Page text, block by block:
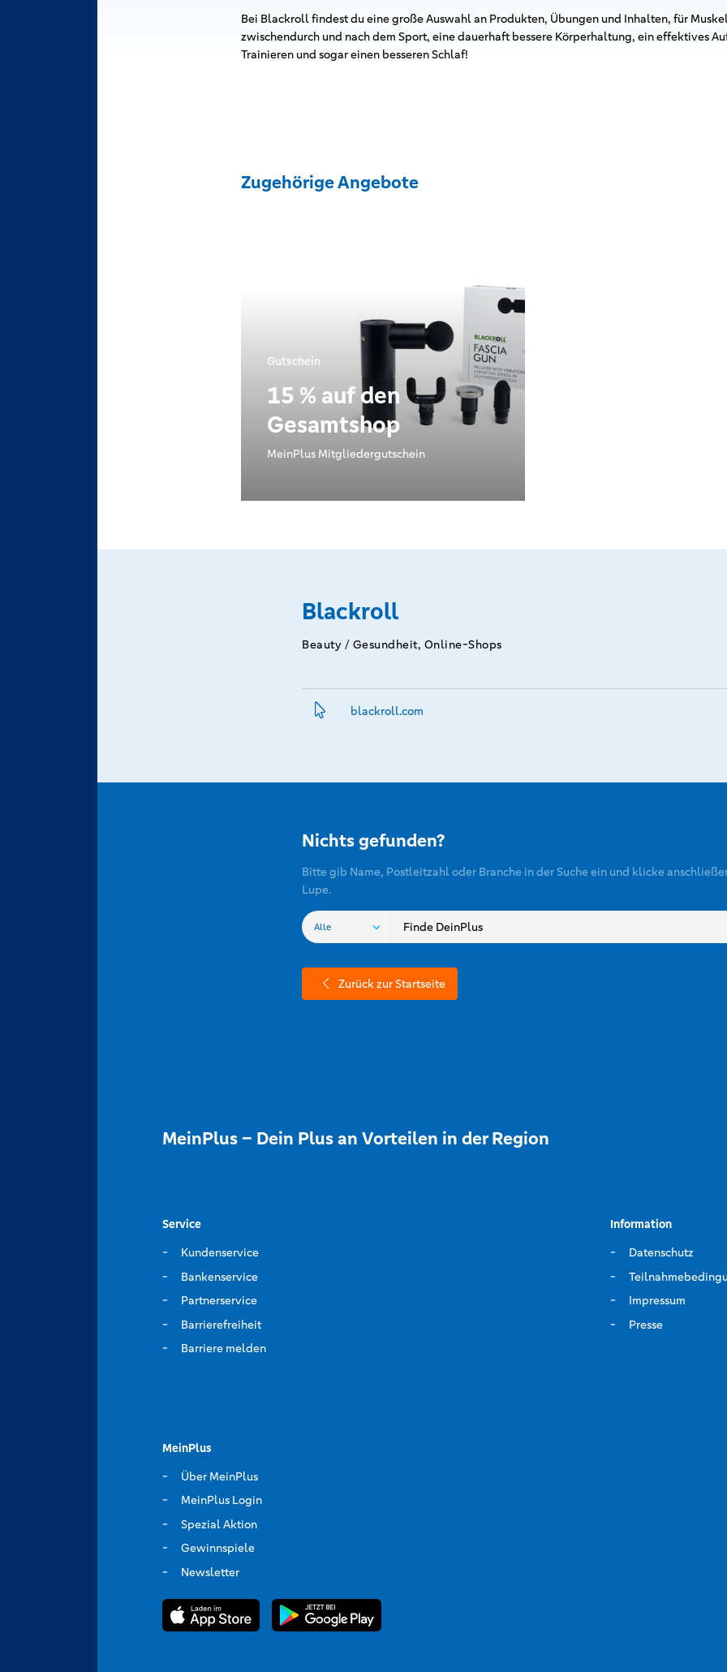
Bei Blackroll findest du eine große Auswahl an Produkten, Übungen und Inhalten, für
zwischendurch und nach dem Sport, eine dauerhaft bessere Körperhaltung, ein effektives
Trainieren und sogar einen besseren Schlaf!
Zugehörige Angebote
Gutschein
15 % auf den
Gesamtshop
MeinPlus Mitgliedergutschein
Blackroll
Beauty / Gesundheit, Online-Shops
blackroll.­com
Nichts gefunden?
Bitte gib Name, Postleitzahl oder Branche in der Suche ein und klicke
Lupe.
Zurück zur Startseite
MeinPlus – Dein Plus an Vorteilen in der Region
Service
Kundenservice
Bankenservice
Partnerservice
Barrierefreiheit
Barriere melden
Information
Datenschutz
Impressum
Presse
MeinPlus
Über MeinPlus
MeinPlus Login
Spezial Aktion
Gewinnspiele
Newsletter